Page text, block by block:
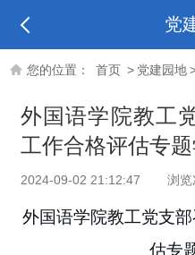
党
您的位置： 首页 > 党建园地
外国语学院教工
工作合格评估专
2024-09-02 21:12:47 浏览
外国语学院教工党支
估专